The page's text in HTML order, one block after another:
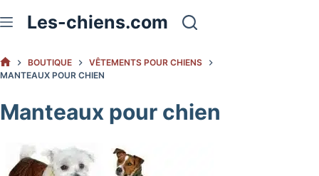
au
Les-chiens.com
ACCUEIL
BOUTIQUE
VÊTEMENTS POUR CHIENS
MANTEAUX POUR CHIEN
Manteaux pour chien